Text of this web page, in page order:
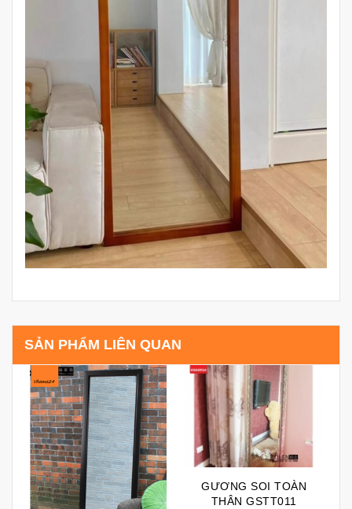
SẢN PHẨM LIÊN QUAN
GƯƠNG SOI TOÀN
THÂN GSTT011